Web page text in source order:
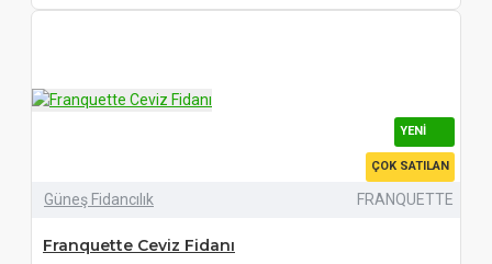
YENI
ÇOK SATILAN
Güneş Fidancılık FRANQUETTE
Franquette Ceviz Fidanı